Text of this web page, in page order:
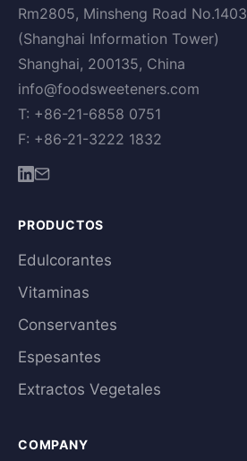
Rm2805, Minsheng Road No.1403
(Shanghai Information Tower)
Shanghai, 200135, China
info@foodsweeteners.com
T: +86-21-6858 0751
F: +86-21-3222 1832
PRODUCTOS
Edulcorantes
Vitaminas
Conservantes
Espesantes
Extractos Vegetales
COMPANY